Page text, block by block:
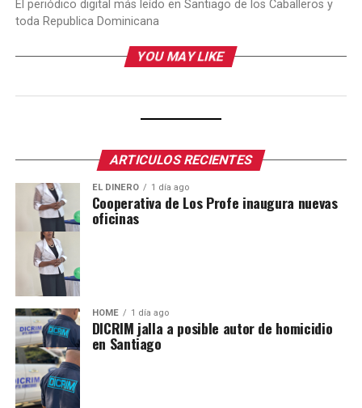
El periódico digital más leído en Santiago de los Caballeros y
toda Republica Dominicana
YOU MAY LIKE
ARTICULOS RECIENTES
EL DINERO 1 día ago
Cooperativa de Los Profe inaugura nuevas
oficinas
HOME 1 día ago
DICRIM jalla a posible autor de homicidio
en Santiago